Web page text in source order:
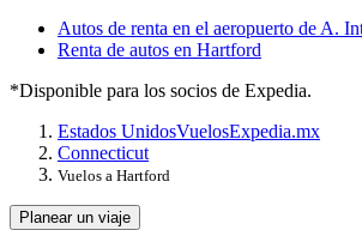
Autos de renta en el aeropuerto de A.
Renta de autos en Hartford
*Disponible para los socios de Expedia.
Estados UnidosVuelosExpedia.mx
Connecticut
Vuelos a Hartford
Planear un viaje